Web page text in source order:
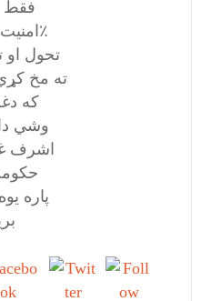
امنیت ، ۱۰٪
تحول او
ته مخ
که
وشي
اشرف
پاره